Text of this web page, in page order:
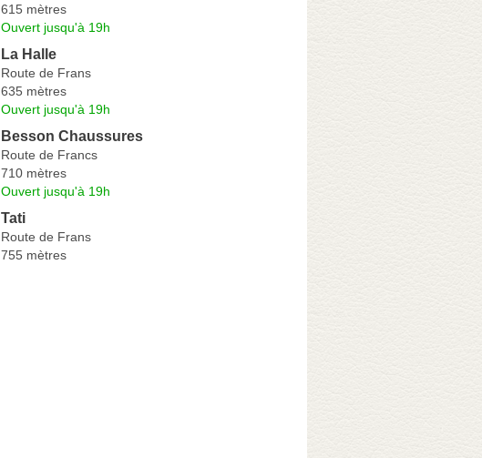
615 mètres
Ouvert jusqu'à 19h
La Halle
Route de Frans
635 mètres
Ouvert jusqu'à 19h
Besson Chaussures
Route de Francs
710 mètres
Ouvert jusqu'à 19h
Tati
Route de Frans
755 mètres